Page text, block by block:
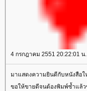
4 กรกฎาคม 2551 20:22:01 น.
มาแสดงความยินดีกับหนังสือ
ขอให้ขายดีจนต้องพิมพ์ซ้ำแล้ว